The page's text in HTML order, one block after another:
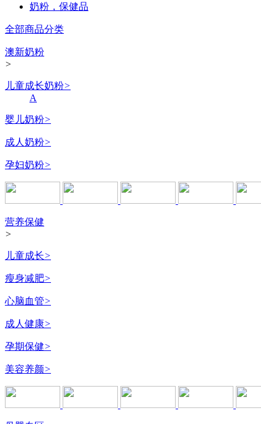
奶粉，保健品
全部商品分类
澳新奶粉
>
儿童成长奶粉>
A
婴儿奶粉>
成人奶粉>
孕妇奶粉>
营养保健
>
儿童成长>
瘦身减肥>
心脑血管>
成人健康>
孕期保健>
美容养颜>